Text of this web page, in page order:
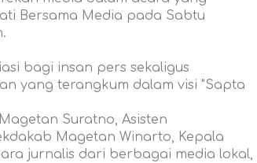
Bersama Media pada Sabtu
bagi insan pers sekaligus
yang terangkum dalam visi "Sapta
Suratno, Asisten
Magetan Winarto, Kepala
jurnalis dari berbagai media lokal,